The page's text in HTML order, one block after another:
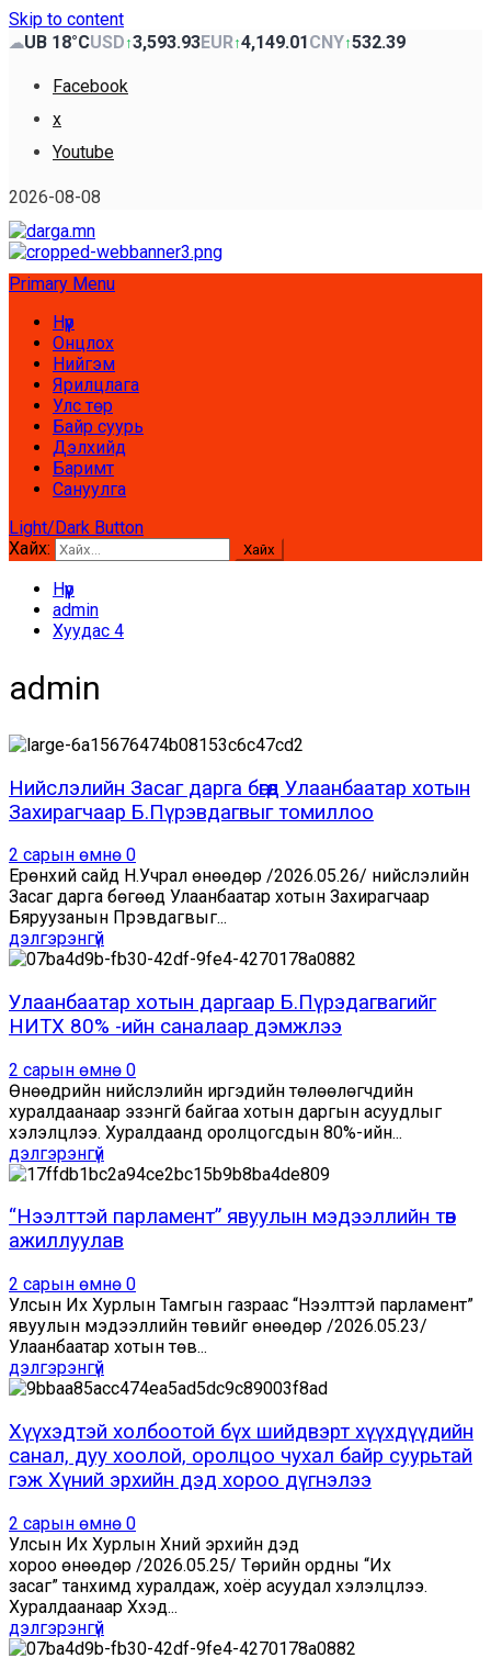
Skip to content
☁UB 18°CUSD↑3,593.93EUR↑4,149.01CNY↑532.39
Facebook
x
Youtube
2026-08-08
Primary Menu
Нүүр
Онцлох
Нийгэм
Ярилцлага
Улс төр
Байр суурь
Дэлхийд
Баримт
Сануулга
Light/Dark Button
Хайх:
Нүүр
admin
Хуудас 4
admin
Нийслэлийн Засаг дарга бөгөөд Улаанбаатар хотын
Захирагчаар Б.Пүрэвдагвыг томиллоо
2 сарын өмнө 0
Ерөнхий сайд Н.Учрал өнөөдөр /2026.05.26/ нийслэлийн
Засаг дарга бөгөөд Улаанбаатар хотын Захирагчаар
Бяруузанын Пүрэвдагвыг...
дэлгэрэнгүй
Улаанбаатар хотын даргаар Б.Пүрэдагвагийг
НИТХ 80% -ийн саналаар дэмжлээ
2 сарын өмнө 0
Өнөөдрийн нийслэлийн иргэдийн төлөөлөгчдийн
хуралдаанаар эзэнгүй байгаа хотын даргын асуудлыг
хэлэлцлээ. Хуралдаанд оролцогсдын 80%-ийн...
дэлгэрэнгүй
“Нээлттэй парламент” явуулын мэдээллийн төв
ажиллуулав
2 сарын өмнө 0
Улсын Их Хурлын Тамгын газраас “Нээлттэй парламент”
явуулын мэдээллийн төвийг өнөөдөр /2026.05.23/
Улаанбаатар хотын төв...
дэлгэрэнгүй
Хүүхэдтэй холбоотой бүх шийдвэрт хүүхдүүдийн
санал, дуу хоолой, оролцоо чухал байр суурьтай
гэж Хүний эрхийн дэд хороо дүгнэлээ
2 сарын өмнө 0
Улсын Их Хурлын Хүний эрхийн дэд
хороо өнөөдөр /2026.05.25/ Төрийн ордны “Их
засаг” танхимд хуралдаж, хоёр асуудал хэлэлцлээ.
Хуралдаанаар Хүүхэд...
дэлгэрэнгүй